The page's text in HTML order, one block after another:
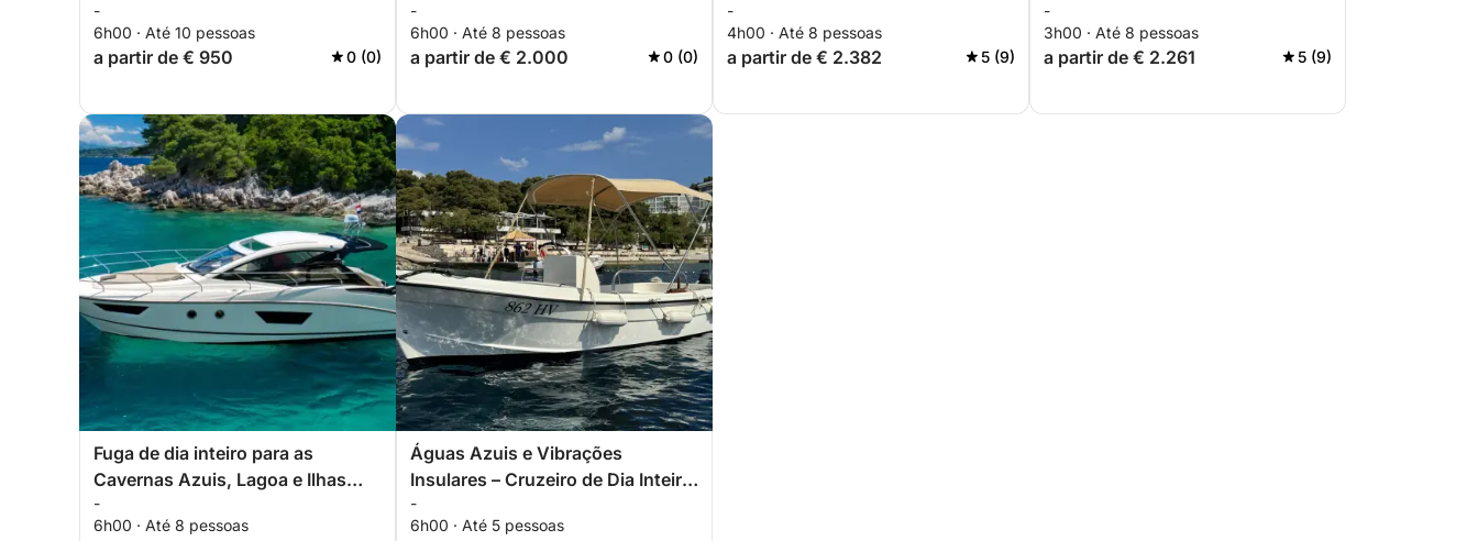
-
6h00 · Até 10 pessoas
a partir de € 950 0 (0)
Pakleni (6h)
-
6h00 · Até 8 pessoas
a partir de € 2.000 0 (0)
Horas no Adriático
-
4h00 · Até 8 pessoas
a partir de € 2.382 5 (9)
Hvar
-
3h00 · Até 8 pessoas
a partir de € 2.261 5 (9)
Fuga de dia inteiro para as
Cavernas Azuis, Lagoa e Ilhas
Pakleni
-
6h00 · Até 8 pessoas
Águas Azuis e Vibrações
Insulares – Cruzeiro de Dia Inteiro
nas Ilhas Pakleni
-
6h00 · Até 5 pessoas